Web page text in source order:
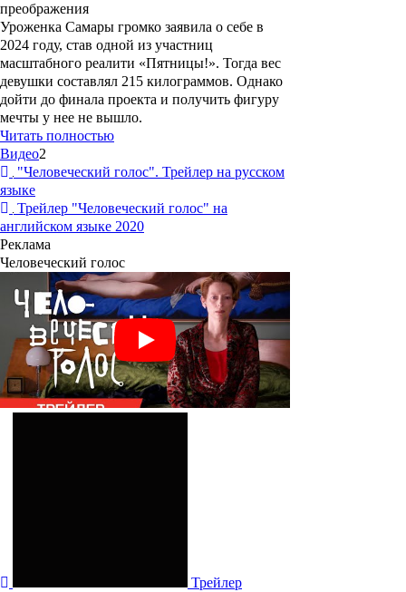
преображения
Уроженка Самары громко заявила о себе в
2024 году, став одной из участниц
масштабного реалити «Пятницы!». Тогда вес
девушки составлял 215 килограммов. Однако
дойти до финала проекта и получить фигуру
мечты у нее не вышло.
Читать полностью
Видео2
"Человеческий голос". Трейлер на русском
языке
Трейлер "Человеческий голос" на
английском языке 2020
Реклама
Человеческий голос
Трейлер